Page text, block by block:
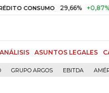
29,66% +0,87% +3,02%
ANÁLISIS ASUNTOS LEGALES
GRUPO ARGOS EBITDA